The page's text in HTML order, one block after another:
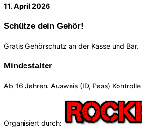
11. April 2026
Schütze dein Gehör!
Gratis Gehörschutz an der Kasse und Bar.
Mindestalter
Ab 16 Jahren. Ausweis (ID, Pass) Kontrolle
Organisiert durch: